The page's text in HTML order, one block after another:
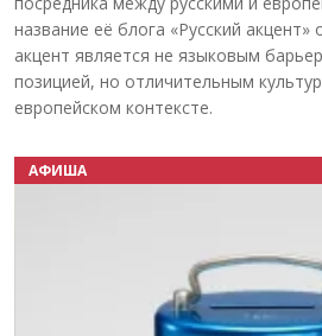
название её блога «Русский акцент»
акцент является не языковым
позицией, но отличительным
европейском контексте.
АФИША